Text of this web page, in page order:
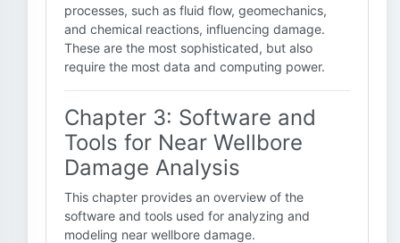
processes, such as fluid flow, geomechanics,
and chemical reactions, influencing damage.
These are the most sophisticated, but also
require the most data and computing power.
Chapter 3: Software and
Tools for Near Wellbore
Damage Analysis
This chapter provides an overview of the
software and tools used for analyzing and
modeling near wellbore damage.